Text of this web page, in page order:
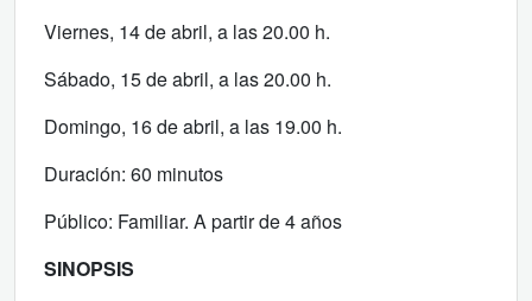
Viernes, 14 de abril, a las 20.00 h.
Sábado, 15 de abril, a las 20.00 h.
Domingo, 16 de abril, a las 19.00 h.
Duración: 60 minutos
Público: Familiar. A partir de 4 años
SINOPSIS